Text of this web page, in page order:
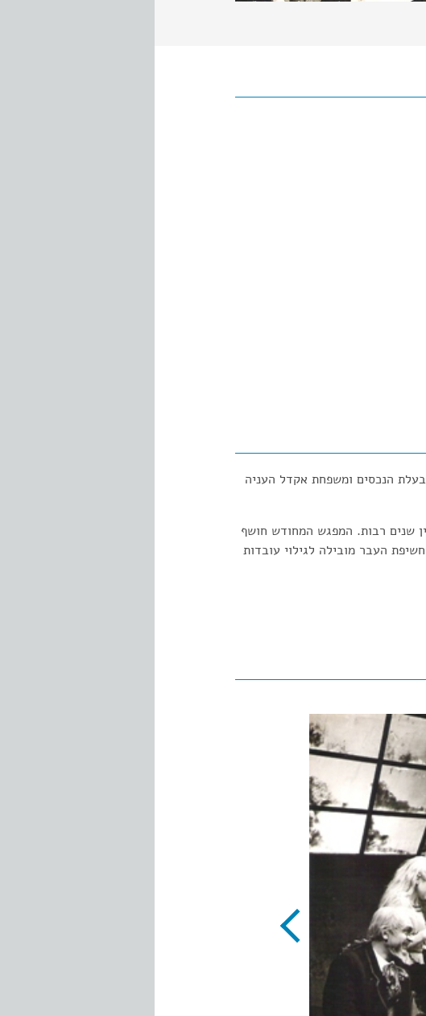
הנכסים ומשפחת אקדל העניה
שנים רבות. המפגש המחודש חושף
העבר מובילה לגילוי עובדות